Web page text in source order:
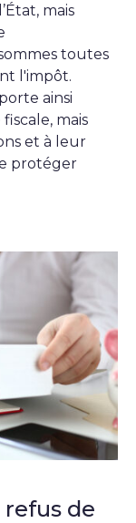
mais
toutes
l'impôt.
ainsi
mais
et à leur
protéger
refus de